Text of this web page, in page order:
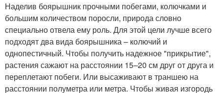
Наделив боярышник прочными побегами, колючками и
большим количеством поросли, природа словно
специально отвела ему роль. Для этой цели лучше всего
подходят два вида боярышника – колючий и
однопестичный. Чтобы получить надежное "прикрытие",
растения сажают на расстоянии 15–20 см друг от друга и
переплетают побеги. Или высаживают в траншею на
расстоянии полуметра или метра. Чтобы живая изгородь